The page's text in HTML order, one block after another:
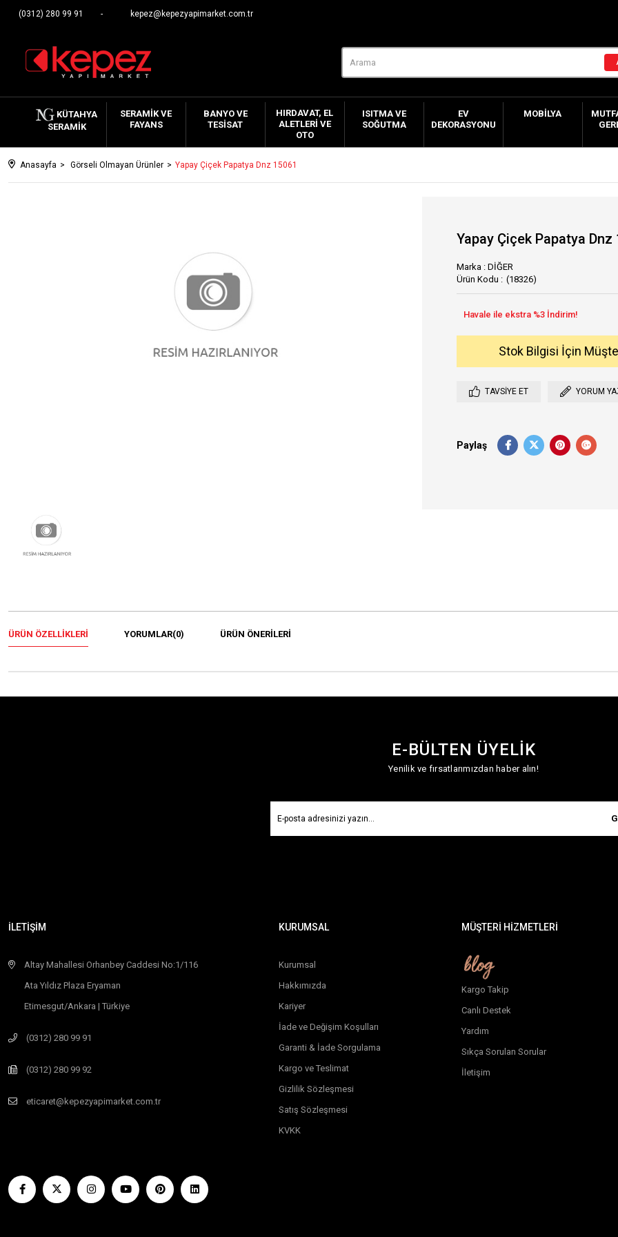
(0312) 280 99 91 kepez@kepezyapimarket.com.tr
KÜTAHYA
SERAMIK
SERAMIK VE
FAYANS
BANYO VE
TESISAT
HIRDAVAT, EL
ALETLERI VE
OTO
ISITMA VE
SOĞUTMA
EV
DEKORASYONU
MOBILYA
Anasayfa Görseli Olmayan Ürünler Yapay Çiçek Papatya Dnz 15061
Yapay Çiçek Papatya Dnz
Marka : DİĞER
(18326)
Stok Bilgisi İçin
TAVSIYE ET YORUM
Paylaş
ÜRÜN ÖZELLIKLERI YORUMLAR(0) ÜRÜN ÖNERILERI
E-BÜLTEN ÜYELİK
Yenilik ve fırsatlarımızdan haber alın!
İLETİŞİM
Altay Mahallesi Orhanbey Caddesi No:1/116
Ata Yıldız Plaza Eryaman
Etimesgut/Ankara | Türkiye
(0312) 280 99 91
(0312) 280 99 92
eticaret@kepezyapimarket.com.tr
KURUMSAL
Kurumsal
Hakkımızda
Kariyer
İade ve Değişim Koşulları
Garanti & İade Sorgulama
Kargo ve Teslimat
Gizlilik Sözleşmesi
Satış Sözleşmesi
KVKK
MÜŞTERİ HİZMETLERİ
Kargo Takip
Canlı Destek
Yardım
Sıkça Sorulan Sorular
İletişim